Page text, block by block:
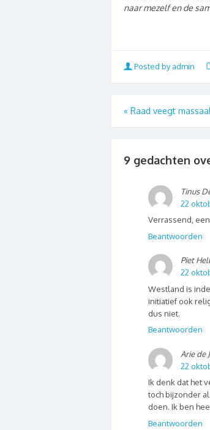
naar mezelf en de
Posted by admin
« Raad veegt
9 gedachten
Tinus
22
Verrassend,
Beantwoorden
Piet
22
Westland is
initiatief ook
dus niet.
Beantwoorden
Arie de
22
Ik denk dat het
toch bijzonder
doen. Ik ben
Beantwoorden